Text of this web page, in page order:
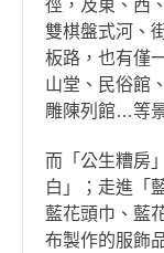
徑，及東、西
雙棋盤式河、
板路，也有僅
山堂、民俗館
雕陳列館…等
而「公生糟房
白」；走進「
藍花頭巾、藍
布製作的服飾